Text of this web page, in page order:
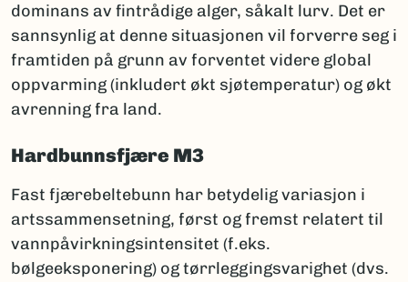
dominans av fintrådige alger, såkalt lurv. Det er
sannsynlig at denne situasjonen vil forverre seg i
framtiden på grunn av forventet videre global
oppvarming (inkludert økt sjøtemperatur) og økt
avrenning fra land.
Hardbunnsfjære M3
Fast fjærebeltebunn har betydelig variasjon i
artssammensetning, først og fremst relatert til
vannpåvirkningsintensitet (f.eks.
bølgeeksponering) og tørrleggingsvarighet (dvs.